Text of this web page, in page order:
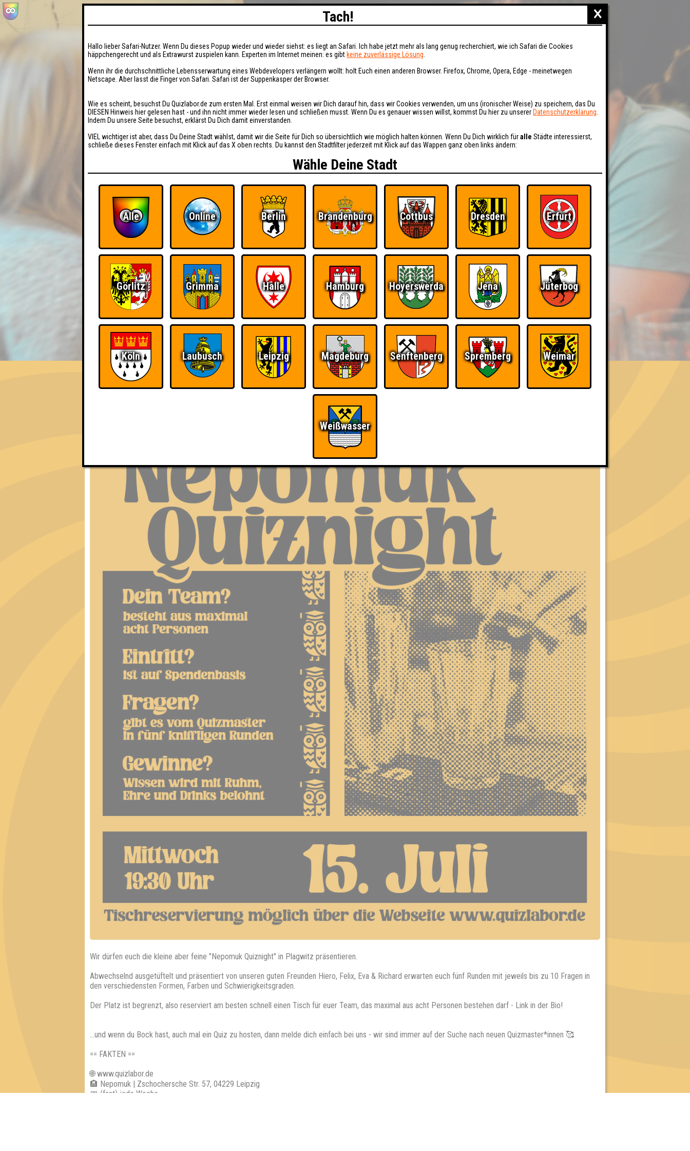
EVENTS HIGHSCORE RESERVIERUNG BUCHEN FAQ ÜBER UNS
Nepomuk Quiznight #115
Wir dürfen euch die kleine aber feine "Nepomuk Quiznight" in Plagwitz präsentieren.
Abwechselnd ausgetüftelt und präsentiert von unseren guten Freunden Hiero, Felix, Eva & Richard erwarten euch fünf Runden mit jeweils bis zu 10 Fragen in
den verschiedensten Formen, Farben und Schwierigkeitsgraden.
Der Platz ist begrenzt, also reserviert am besten schnell einen Tisch für euer Team, das maximal aus acht Personen bestehen darf - Link in der Bio!
...und wenn du Bock hast, auch mal ein Quiz zu hosten, dann melde dich einfach bei uns - wir sind immer auf der Suche nach neuen Quizmaster*innen 🥰
== FAKTEN ==
🌐 www.quizlabor.de
🏨 Nepomuk | Zschochersche Str. 57, 04229 Leipzig
📅 (fast) jede Woche
×
Tach!
Hallo lieber Safari-Nutzer. Wenn Du dieses Popup wieder und wieder siehst: es liegt an Safari. Ich habe jetzt mehr als lang genug recherchiert, wie ich Safari die Cookies
häppchengerecht und als Extrawurst zuspielen kann. Experten im Internet meinen: es gibt keine zuverlässige Lösung
Wenn ihr die durchschnittliche Lebensserwartung eines Webdevelopers verlängern wollt: holt Euch einen anderen Browser. Firefox, Chrome, Opera, Edge - meinetwegen
Netscape. Aber lasst die Finger von Safari. Safari ist der Suppenkasper der Browser.
Wie es scheint, besuchst Du Quizlabor.de zum ersten Mal. Erst einmal weisen wir Dich darauf hin, dass wir Cookies verwenden, um uns (ironischer Weise) zu speichern, das Du
DIESEN Hinweis hier gelesen hast - und ihn nicht immer wieder lesen und schließen musst. Wenn Du es genauer wissen willst, kommst Du hier zu unserer Datenschutzerklärung
Indem Du unsere Seite besuchst, erklärst Du Dich damit einverstanden.
VIEL wichtiger ist aber, dass Du Deine Stadt wählst, damit wir die Seite für Dich so übersichtlich wie möglich halten können. Wenn Du Dich wirklich füralle Städte interessierst,
schließe dieses Fenster einfach mit Klick auf das X oben rechts. Du kannst den Stadtfilter jederzeit mit Klick auf das Wappen ganz oben links ändern:
Wähle Deine Stadt
Alle Online Berlin Brandenburg Cottbus Dresden Erfurt
Görlitz Grimma Halle Hamburg Hoyerswerda Jena Jüterbog
Köln Laubusch Leipzig Magdeburg Senftenberg Spremberg Weimar
Weißwasser